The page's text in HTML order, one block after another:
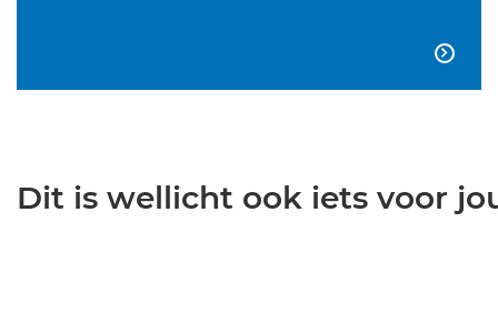

Dit is wellicht ook iets voor